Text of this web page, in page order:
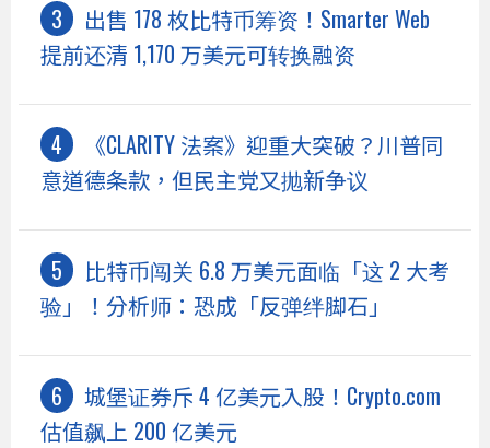
出售 178 枚比特币筹资！Smarter Web
提前还清 1,170 万美元可转换融资
《CLARITY 法案》迎重大突破？川普同
意道德条款，但民主党又抛新争议
比特币闯关 6.8 万美元面临「这 2 大考
验」！分析师：恐成「反弹绊脚石」
城堡证券斥 4 亿美元入股！Crypto.com
估值飙上 200 亿美元